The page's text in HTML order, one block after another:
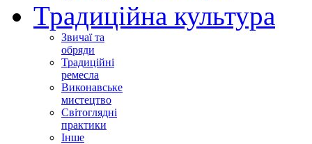
Традиційна культура
Звичаї та
обряди
Традиційні
ремесла
Виконавське
мистецтво
Світоглядні
практики
Інше